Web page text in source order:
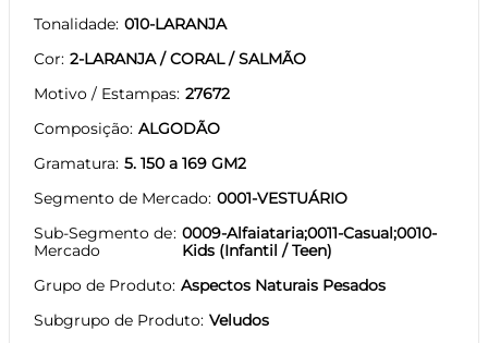
Tonalidade 010-LARANJA
Cor 2-LARANJA / CORAL / SALMÃO
Motivo / Estampas 27672
Composição ALGODÃO
Gramatura 5. 150 a 169 GM2
Segmento de Mercado 0001-VESTUÁRIO
Sub-Segmento de
Mercado
0009-Alfaiataria;0011-Casual;0010-
Kids (Infantil / Teen)
Grupo de Produto Aspectos Naturais Pesados
Subgrupo de Produto Veludos